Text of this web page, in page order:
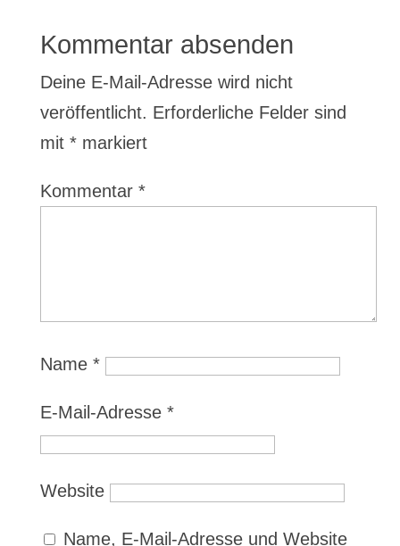
Kommentar absenden
Deine E-Mail-Adresse wird nicht
veröffentlicht. Erforderliche Felder sind
mit *markiert
Kommentar *
Name *
E-Mail-Adresse *
Website
Name, E-Mail-Adresse und Website